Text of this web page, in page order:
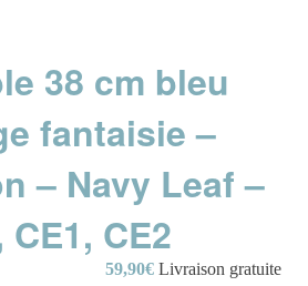
38 cm bleu
fantaisie –
– Navy Leaf –
CE1, CE2
59,90€ Livraison gratuite